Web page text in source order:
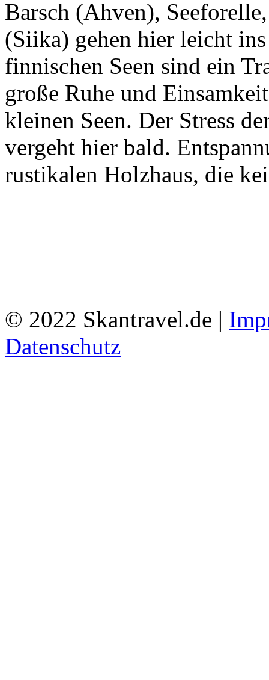
Barsch (Ahven),
(Siika) gehen hier leicht
finnischen Seen sind ein
große Ruhe und
kleinen Seen. Der Stress
vergeht hier bald.
rustikalen Holzhaus, die
© 2022 Skantravel.de |
Datenschutz